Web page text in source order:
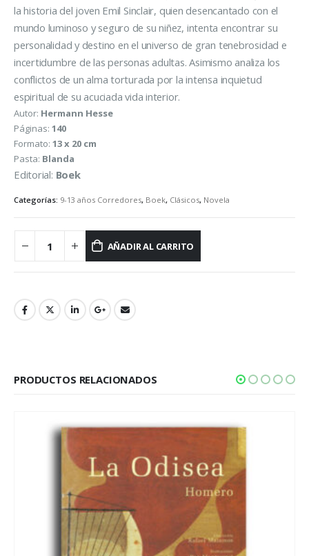
la historia del joven Emil Sinclair, quien desencantado con el
mundo luminoso y seguro de su niñez, intenta encontrar su
personalidad y destino en el universo de gran tenebrosidad e
incertidumbre de las personas adultas. Asimismo analiza los
conflictos de un alma torturada por la intensa inquietud
espiritual de su acuciada vida interior.
Autor: Hermann Hesse
Páginas: 140
Formato: 13 x 20 cm
Pasta: Blanda
Editorial: Boek
Categorías: 9-13 años Corredores, Boek, Clásicos, Novela
AÑADIR AL CARRITO
PRODUCTOS RELACIONADOS